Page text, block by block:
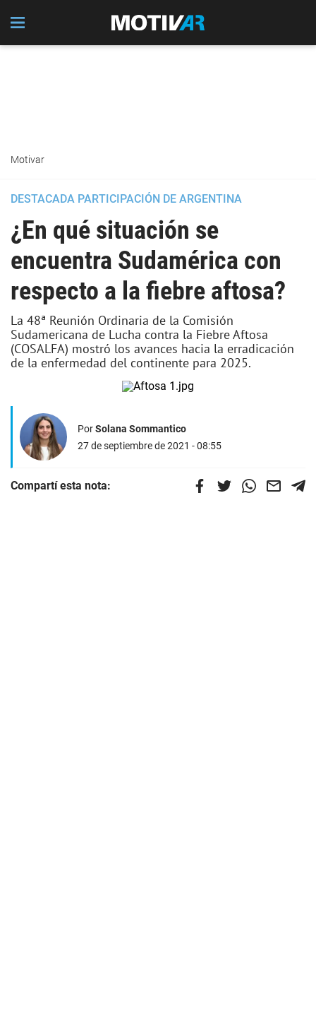
Motivar
DESTACADA PARTICIPACIÓN DE ARGENTINA
¿En qué situación se
encuentra Sudamérica con
respecto a la fiebre aftosa?
La 48ª Reunión Ordinaria de la Comisión
Sudamericana de Lucha contra la Fiebre Aftosa
(COSALFA) mostró los avances hacia la erradicación
de la enfermedad del continente para 2025.
PorSolana Sommantico
27 de septiembre de 2021 - 08:55
Compartí esta nota: